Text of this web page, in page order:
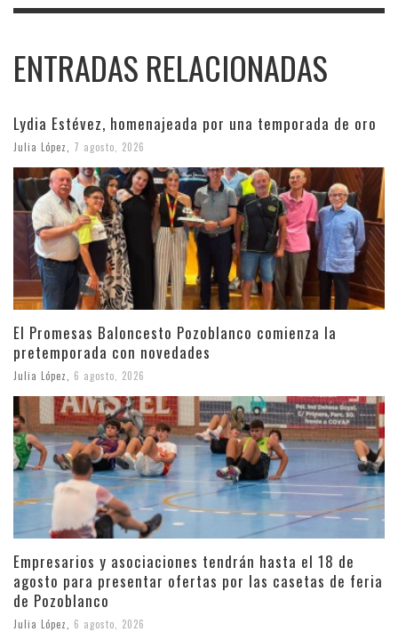
ENTRADAS RELACIONADAS
Lydia Estévez, homenajeada por una temporada de oro
Julia López 7 agosto, 2026
El Promesas Baloncesto Pozoblanco comienza la
pretemporada con novedades
Julia López 6 agosto, 2026
Empresarios y asociaciones tendrán hasta el 18 de
agosto para presentar ofertas por las casetas de feria
de Pozoblanco
Julia López 6 agosto, 2026